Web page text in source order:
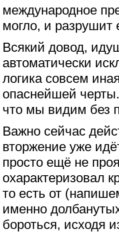
международное
могло, и
Всякий довод,
автоматически
логика совсем
опаснейшей
что мы видим без
Важно сейчас
вторжение уже
просто ещё не
охарактеризовал
то есть от
именно
бороться, исходя